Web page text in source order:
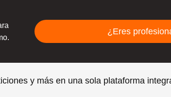
¿Eres
y más en una sola plataforma